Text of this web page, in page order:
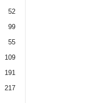
52
99
55
109
191
217